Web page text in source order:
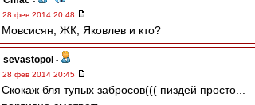
28 фев 2014 20:48
Мовсисян, ЖК, Яковлев и кто?
sevastopol -
28 фев 2014 20:45
Скокаж бля тупых забросов((( пиздей просто...